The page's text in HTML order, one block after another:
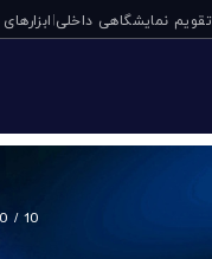
تقویم نمایشگاهی داخلی|
/ 10